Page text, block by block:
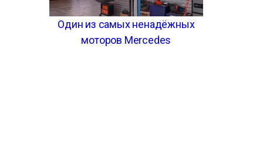
Один из самых ненадёжных
моторов Mercedes